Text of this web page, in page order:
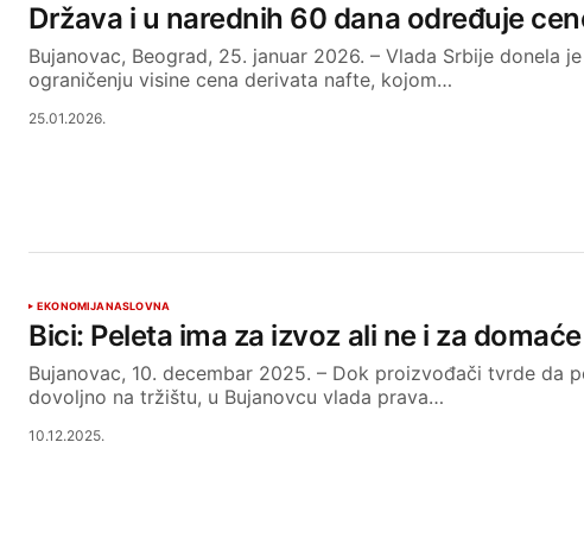
Država i u narednih 60 dana određuje
Bujanovac, Beograd, 25. januar 2026. – Vlada Srbije donela
ograničenju visine cena derivata nafte, kojom…
25.01.2026.
EKONOMIJANASLOVNA
Bici: Peleta ima za izvoz ali ne i za
Bujanovac, 10. decembar 2025. – Dok proizvođači tvrde da
dovoljno na tržištu, u Bujanovcu vlada prava…
10.12.2025.